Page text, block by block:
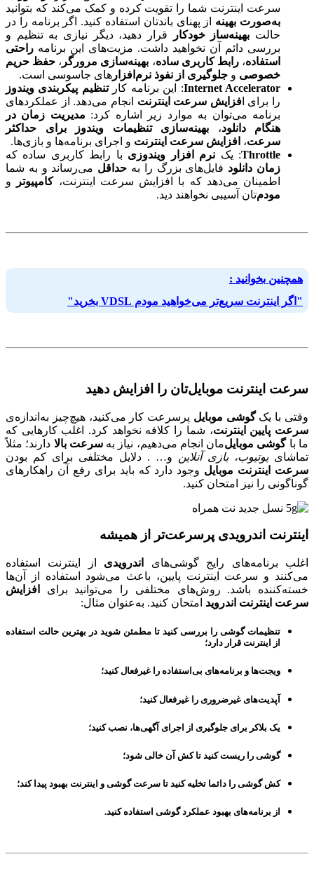
سرعت اینترنت شما را تقویت کرده و کمک می‌کند که بتوانید
به‌صورت بهینه از پهنای‌ باندتان استفاده کنید. اگر برنامه را در
حالت بهینه‌ساز خودکار
قرار دهید، دیگر نیازی به تنظیم و
بررسی دائم آن نخواهید داشت. مزیت‌های این برنامه راحتی
استفاده،رابط کاربری ساده، بهینه‌سازی مرورگر ، حفظ حریم
خصوصی و جلوگیری از نفوذ نرم‌افزار های جاسوسی است.
Internet Accelerator: این برنامه کار تنظیم پیکربندی ویندوز
را برای افزایش سرعت اینترنت انجام می‌دهد. از عملکردهای
برنامه می‌توان به موارد زیر اشاره کرد: مدیریت زمان در
هنگام دانلود، بهینه‌سازی تنظیمات ویندوز برای حداکثر
سرعت، افزایش سرعت اینترنت و اجرای برنامه‌ها و بازی‌ها.
Throttle: یک نرم افزار ویندوزی با رابط کاربری ساده که
زمان دانلود فایل‌های بزرگ را به حداقل می‌رساند و به شما
اطمینان می‌دهد که با افزایش سرعت اینترنت،کامپیوتر
و
مودم‌تان آسیبی نخواهند دید.
همچنین بخوانید :
"اگر اینترنت سریع‌تر می‌خواهید مودم VDSL بخرید"
سرعت اینترنت موبایل‌تان را افزایش دهید
وقتی با یکگوشی موبایل پرسرعت کار می‌کنید، هیچ‌چیز به‌اندازه‌ی
سرعت پایین اینترنت، شما را کلافه نخواهد کرد. اغلب کارهایی که
ما باگوشی موبایل‌مان انجام می‌دهیم، نیاز بهسرعت بالا دارند؛ مثلاً
تماشاییوتیوب، بازی آنلاین و… . دلایل مختلفی برای کم بودن
سرعت اینترنت موبایل وجود دارد که باید برای رفع آن راهکارهای
گوناگونی را نیز امتحان کنید.
اینترنت اندرویدی پرسرعت‌تر از همیشه
اغلب برنامه‌های رایج گوشی‌های اندرویدی از اینترنت استفاده
می‌کنند و سرعت اینترنت پایین، باعث می‌شود استفاده از آن‌ها
خسته‌کننده باشد. روش‌های مختلفی را می‌توانید برای
افزایش
سرعت اینترنت اندروید امتحان کنید. به‌عنوان مثال:
تنظیمات گوشی را بررسی کنید تا مطمئن شوید در بهترین حالت استفاده
از اینترنت قرار دارد؛
ویجت‌ها و برنامه‌های بی‌استفاده را غیرفعال کنید؛
آپدیت‌های غیرضروری را غیرفعال کنید؛
یک بلاکر برای جلوگیری از اجرای آگهی‌ها، نصب کنید؛
گوشی را ریستکنید تاکش آن خالی شود؛
کش گوشی را دائما تخلیه کنید تا سرعت گوشی و اینترنت بهبود پیدا کند؛
از برنامه‌های بهبود عملکرد گوشی استفاده کنید.